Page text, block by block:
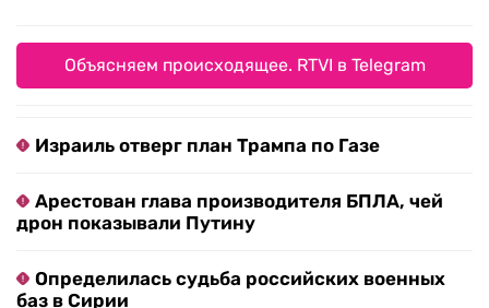
Объясняем происходящее. RTVI в Telegram
Израиль отверг план Трампа по Газе
Арестован глава производителя БПЛА, чей
дрон показывали Путину
Определилась судьба российских военных
баз в Сирии